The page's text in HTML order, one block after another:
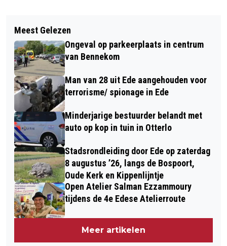
Meest Gelezen
Ongeval op parkeerplaats in centrum
van Bennekom
Man van 28 uit Ede aangehouden voor
terrorisme/ spionage in Ede
Minderjarige bestuurder belandt met
auto op kop in tuin in Otterlo
Stadsrondleiding door Ede op zaterdag
8 augustus ’26, langs de Bospoort,
Oude Kerk en Kippenlijntje
Open Atelier Salman Ezzammoury
tijdens de 4e Edese Atelierroute
Meer artikelen